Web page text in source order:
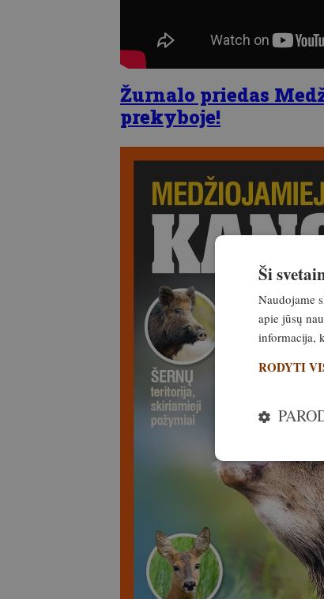
Žurnalo priedas
prekyboje!
Ši
Naudojame
apie jūsų
informacija,
RODYTI